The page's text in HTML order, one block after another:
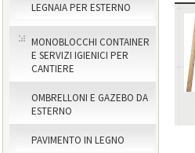
LEGNAIA PER ESTERNO
MONOBLOCCHI CONTAINER
E SERVIZI IGIENICI PER
CANTIERE
OMBRELLONI E GAZEBO DA
ESTERNO
PAVIMENTO IN LEGNO